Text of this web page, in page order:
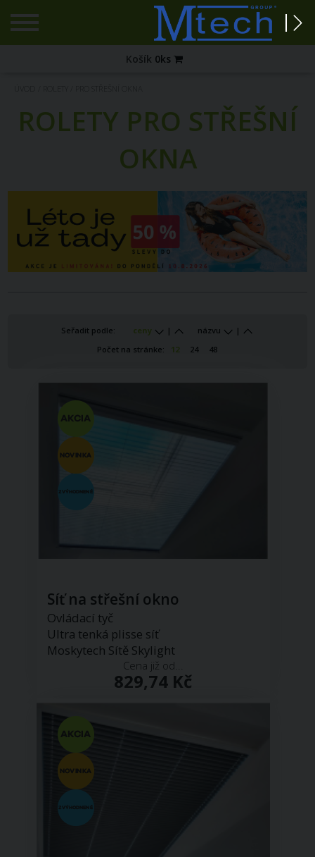
PŘIHLÁŠENÍ
Košík 0ks
ROLETY PRO STŘEŠNÍ
OKNA
Seřadit podle: ceny | názvu
|
Počet na stránke: 12 24 48
Síť na střešní okno
Ovládací tyč
Ultra tenká plisse síť
Moskytech Sítě Skylight
Cena již od...
829,74 Kč